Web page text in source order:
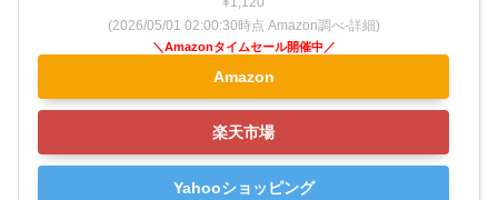
(2026/05/01 02:00:30時点 Amazon調べ-詳細)
Amazon
楽天市場
Yahooショッピング